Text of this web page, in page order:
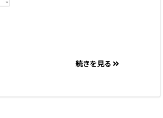
続きを見る